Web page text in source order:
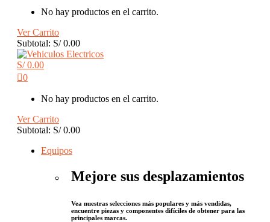
No hay productos en el carrito.
Ver Carrito
Subtotal: S/0.00
S/0.00
0
No hay productos en el carrito.
Ver Carrito
Subtotal: S/0.00
Equipos
Mejore sus desplazamientos
Vea nuestras selecciones más populares y más vendidas,
encuentre piezas y componentes difíciles de obtener para las
principales marcas.